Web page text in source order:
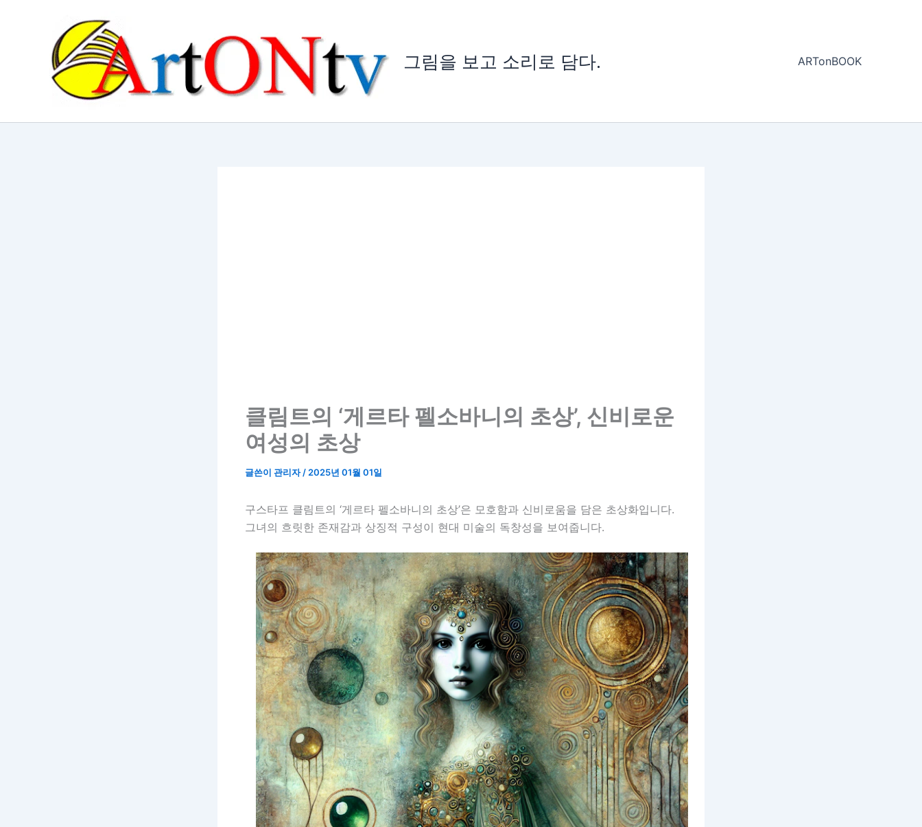
그림을 보고 소리로 담다. ARTonBOOK
클림트의 ‘게르타 펠소바니의 초상’, 신비로운
여성의 초상
글쓴이 관리자/ 2025년 01월 01일
구스타프 클림트의 ‘게르타 펠소바니의 초상’은 모호함과 신비로움을 담은 초상화입니다.
그녀의 흐릿한 존재감과 상징적 구성이 현대 미술의 독창성을 보여줍니다.